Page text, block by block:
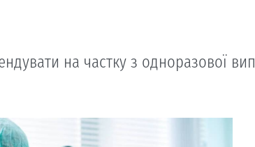
на частку з одноразової